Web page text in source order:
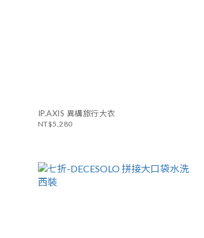
IP.AXIS 異構旅行大衣
NT$5,280